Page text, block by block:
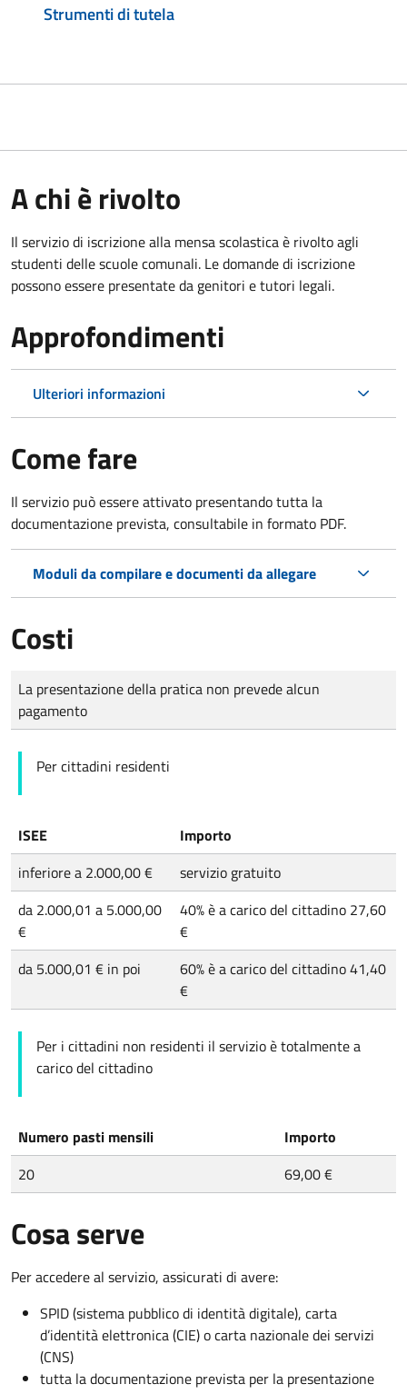
Strumenti di tutela
A chi è rivolto
Il servizio di iscrizione alla mensa scolastica è rivolto agli
studenti delle scuole comunali. Le domande di iscrizione
possono essere presentate da genitori e tutori legali.
Approfondimenti
Ulteriori informazioni
Come fare
Il servizio può essere attivato presentando tutta la
documentazione prevista, consultabile in formato PDF.
Moduli da compilare e documenti da allegare
Costi
Tipo di pagamento
Importo
La presentazione della pratica non prevede alcun
pagamento
Per cittadini residenti
ISEE
Importo
inferiore a 2.000,00 €
servizio gratuito
da 2.000,01 a 5.000,00
€
40% è a carico del cittadino 27,60
€
da 5.000,01 € in poi
60% è a carico del cittadino 41,40
€
Per i cittadini non residenti il servizio è totalmente a
carico del cittadino
Numero pasti mensili
Importo
20
69,00 €
Cosa serve
Per accedere al servizio, assicurati di avere:
SPID (sistema pubblico di identità digitale), carta
d’identità elettronica (CIE) o carta nazionale dei servizi
(CNS)
tutta la documentazione prevista per la presentazione